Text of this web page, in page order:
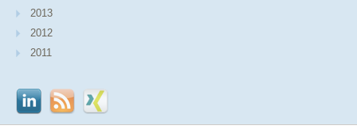
2013
2012
2011